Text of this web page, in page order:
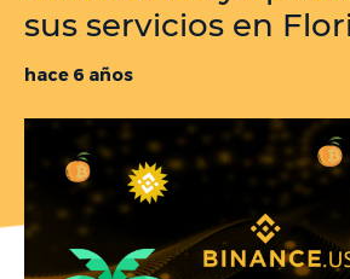
sus servicios en
hace 6 años